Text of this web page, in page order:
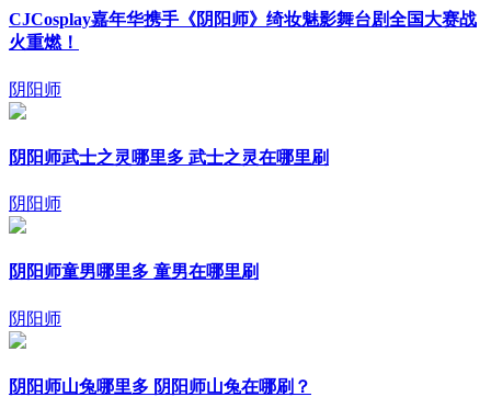
CJCosplay嘉年华携手《阴阳师》绮妆魅影舞台剧全国大赛战
火重燃！
阴阳师
阴阳师武士之灵哪里多 武士之灵在哪里刷
阴阳师
阴阳师童男哪里多 童男在哪里刷
阴阳师
阴阳师山兔哪里多 阴阳师山兔在哪刷？